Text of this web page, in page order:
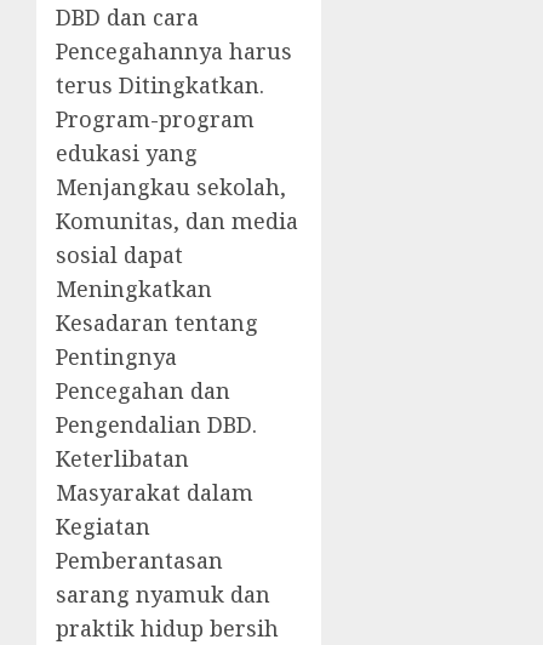
DBD dan cara
Pencegahannya harus
terus Ditingkatkan.
Program-program
edukasi yang
Menjangkau sekolah,
Komunitas, dan media
sosial dapat
Meningkatkan
Kesadaran tentang
Pentingnya
Pencegahan dan
Pengendalian DBD.
Keterlibatan
Masyarakat dalam
Kegiatan
Pemberantasan
sarang nyamuk dan
praktik hidup bersih